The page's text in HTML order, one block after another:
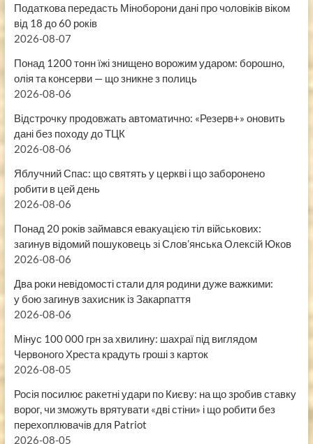
Податкова передасть Міноборони дані про чоловіків віком
від 18 до 60 років
2026-08-07
Понад 1200 тонн їжі знищено ворожим ударом: борошно,
олія та консерви — що зникне з полиць
2026-08-06
Відстрочку продовжать автоматично: «Резерв+» оновить
дані без походу до ТЦК
2026-08-06
Яблучний Спас: що святять у церкві і що заборонено
робити в цей день
2026-08-06
Понад 20 років займався евакуацією тіл військових:
загинув відомий пошуковець зі Слов’янська Олексій Юков
2026-08-06
Два роки невідомості стали для родини дуже важкими:
у бою загинув захисник із Закарпаття
2026-08-06
Мінус 100 000 грн за хвилину: шахраї під виглядом
Червоного Хреста крадуть гроші з карток
2026-08-05
Росія посилює ракетні удари по Києву: на що зробив ставку
ворог, чи зможуть врятувати «дві стіни» і що робити без
перехоплювачів для Patriot
2026-08-05